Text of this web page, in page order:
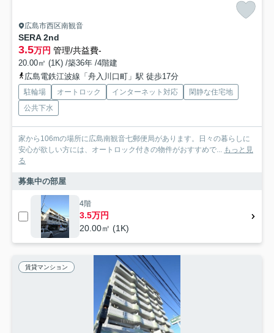
広島市西区南観音
SERA 2nd
3.5万円 管理/共益費-
20.00㎡ (1K) /築36年 /4階建
広島電鉄江波線「舟入川口町」駅 徒歩17分
駐輪場 オートロック インターネット対応
閑静な住宅地
公共下水
家から106mの場所に広島南観音七郵便局があります。日々の暮らしに
安心が欲しい方には、オートロック付きの物件がおすすめで... もっと見
る
募集中の部屋
4階
3.5万円
20.00㎡ (1K)
賃貸マンション